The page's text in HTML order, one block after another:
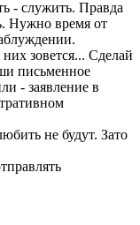
- служить. Правда
Нужно время от
зовется... Сделай
письменное
- заявление в
не будут. Зато